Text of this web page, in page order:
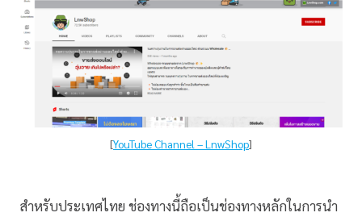
[YouTube Channel – LnwShop]
สำหรับประเทศไทย ช่องทางนี้ถือเป็นช่องทางหลักในการนำ